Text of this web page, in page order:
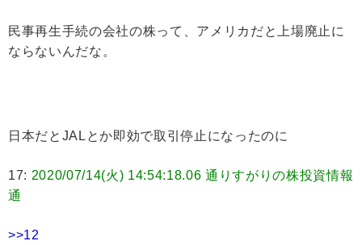
民事再生手続の会社の株って、アメリカだと上場廃止に
ならないんだな。
日本だとJALとか即効で取引停止になったのに
17: 2020/07/14(火) 14:54:18.06 通りすがりの株投資情報
通
>>12